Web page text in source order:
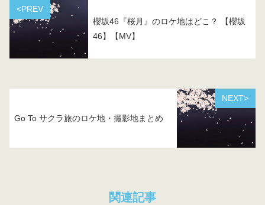
<PREV
櫻坂46『桜月』のロケ地はどこ？ 【櫻坂
46】【MV】
NEXT>
Go To サクラ旅のロケ地・撮影地まとめ
関連記事